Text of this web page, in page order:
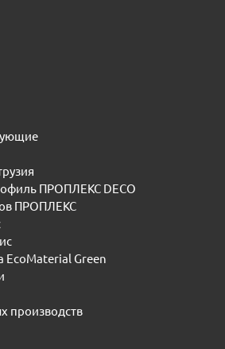
ПРОПЛЕКС DECO
ПРОПЛЕКС
EcoMaterial Green
производств